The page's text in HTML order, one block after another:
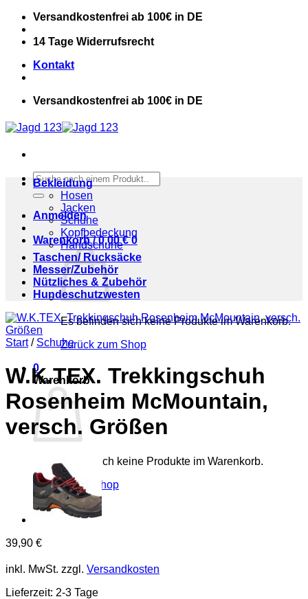
Zum
Inhalt
springen
Versandkostenfrei ab 100€ in DE
14 Tage Widerrufsrecht
Kontakt
Versandkostenfrei ab 100€ in DE
Suchen
nach:
Anmelden
Warenkorb /0,00€ 0
Es befinden sich keine Produkte im Warenkorb.
Zurück zum Shop
0
Warenkorb
Es befinden sich keine Produkte im Warenkorb.
Zurück zum Shop
Bekleidung
Hosen
Jacken
Schuhe
Kopfbedeckung
Handschuhe
Taschen/ Rucksäcke
Messer/Zubehör
Nützliches & Zubehör
Hundeschutzwesten
Start / Schuhe
W.K.TEX. Trekkingschuh
Rosenheim McMountain,
versch. Größen
39,90 €
inkl. MwSt. zzgl. Versandkosten
Lieferzeit: 2-3 Tage